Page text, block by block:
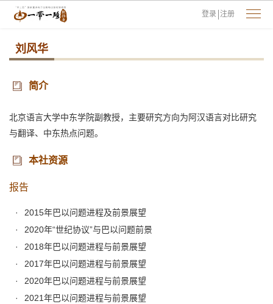
登录 注册
刘风华
简介
北京语言大学中东学院副教授，主要研究方向为阿汉语言对比研究
与翻译、中东热点问题。
本社资源
报告
2015年巴以问题进程及前景展望
2020年“世纪协议”与巴以问题前景
2018年巴以问题进程与前景展望
2017年巴以问题进程与前景展望
2020年巴以问题进程与前景展望
2021年巴以问题进程与前景展望